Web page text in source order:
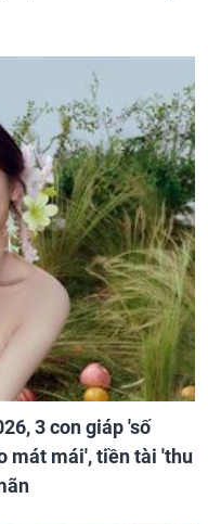
3 con giáp 'số
mát mái', tiền tài 'thu